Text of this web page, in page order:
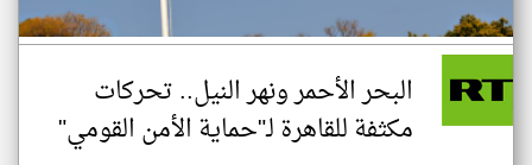
البحر الأحمر ونهر النيل.. تحركات
مكثفة للقاهرة لـ"حماية الأمن القومي"